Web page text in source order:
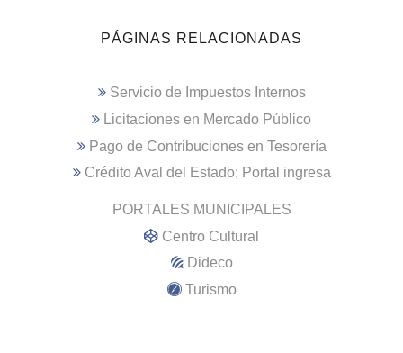
PÁGINAS RELACIONADAS
Servicio de Impuestos Internos
Licitaciones en Mercado Público
Pago de Contribuciones en Tesorería
Crédito Aval del Estado; Portal ingresa
PORTALES MUNICIPALES
Centro Cultural
Dideco
Turismo